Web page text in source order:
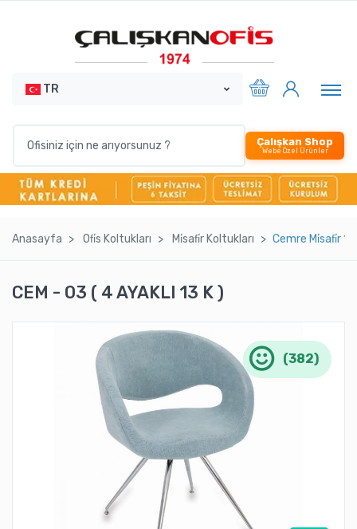
TR
Çalışkan Shop
Webe Özel Ürünler
Anasayfa Ofi̇s Koltukları Mi̇safi̇r Koltukları Cemre Mi̇safi̇r 13
CEM - 03 ( 4 AYAKLI 13 K )
(382)